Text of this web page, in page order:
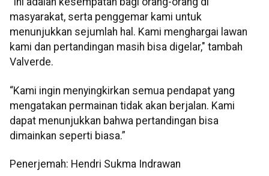
masyarakat, serta penggemar kami untuk
menunjukkan sejumlah hal. Kami menghargai lawan
kami dan pertandingan masih bisa digelar," tambah
Valverde.
“Kami ingin menyingkirkan semua pendapat yang
mengatakan permainan tidak akan berjalan. Kami
dapat menunjukkan bahwa pertandingan bisa
dimainkan seperti biasa.”
Penerjemah: Hendri Sukma Indrawan